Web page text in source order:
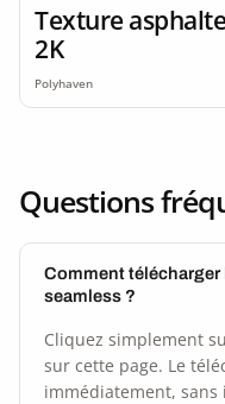
Texture asphalte
2K
Polyhaven
Questions
Comment télécharger
seamless ?
Cliquez simplement
sur cette page. Le
immédiatement,